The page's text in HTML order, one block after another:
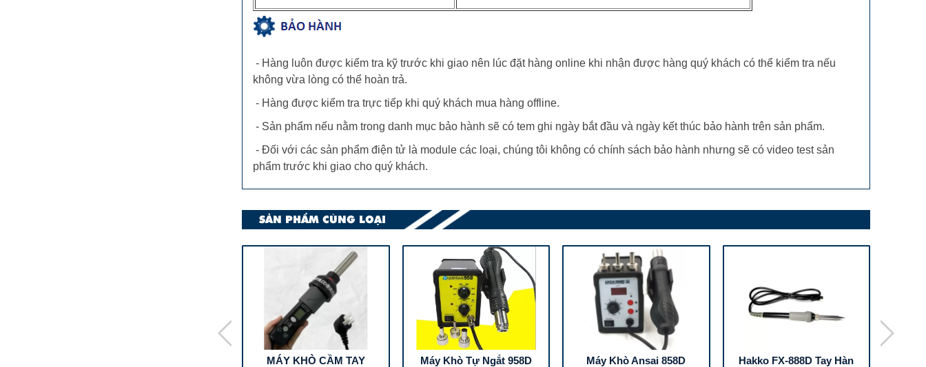
- Hàng luôn được kiểm tra kỹ trước khi giao nên lúc đặt hàng online khi nhận được hàng quý khách có thể kiểm tra nếu
không vừa lòng có thể hoàn trả.
- Hàng được kiểm tra trực tiếp khi quý khách mua hàng offline.
- Sản phẩm nếu nằm trong danh mục bảo hành sẽ có tem ghi ngày bắt đầu và ngày kết thúc bảo hành trên sản phẩm.
- Đối với các sản phẩm điện tử là module các loại, chúng tôi không có chính sách bảo hành nhưng sẽ có video test sản
phẩm trước khi giao cho quý khách.
SẢN PHẨM CÙNG LOẠI
MÁY KHÒ CẦM TAY
Máy Khò Tự Ngắt 958D
Máy Khò Ansai 858D Hakko FX-888D Tay Hàn